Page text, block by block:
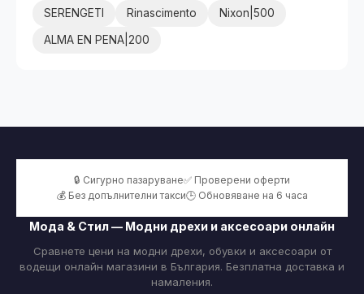
SERENGETI Rinascimento Nixon|500
ALMA EN PENA|200
🔒 Сигурно пазаруване✅ Проверени оферти
💰 Без допълнителни такси🕒 Обновяване на 6 часа
Мода & Стил — Модни дрехи и аксесоари онлайн
Сравнете цени на модни дрехи, обувки и аксесоари от
водещи онлайн магазини в България. Безплатна доставка и
намаления.